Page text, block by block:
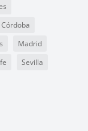
Córdoba
Madrid
Sevilla